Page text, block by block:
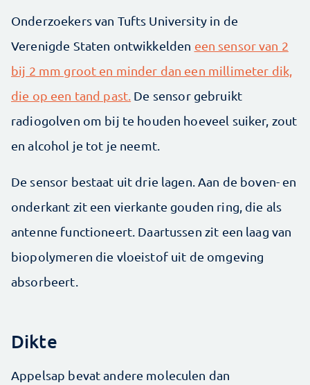
Onderzoekers van Tufts University in de
Verenigde Staten ontwikkelden een sensor van 2
bij 2 mm groot en minder dan een millimeter dik,
die op een tand past. De sensor gebruikt
radiogolven om bij te houden hoeveel suiker, zout
en alcohol je tot je neemt.
De sensor bestaat uit drie lagen. Aan de boven- en
onderkant zit een vierkante gouden ring, die als
antenne functioneert. Daartussen zit een laag van
biopolymeren die vloeistof uit de omgeving
absorbeert.
Dikte
Appelsap bevat andere moleculen dan